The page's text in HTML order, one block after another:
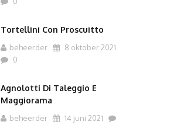
Tortellini Con Proscuitto
beheerder
8 oktober 2021
0
Agnolotti Di Taleggio E
Maggiorama
beheerder
14 juni 2021